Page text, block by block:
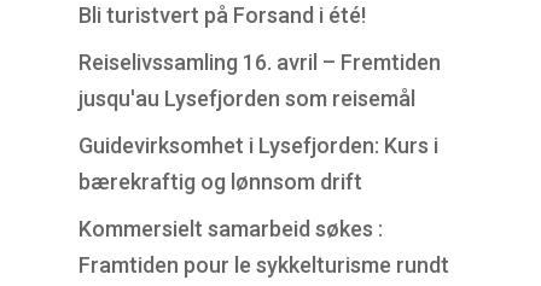
Bli turistvert på Forsand i été!
Reiselivssamling 16. avril – Fremtiden
jusqu'au Lysefjorden som reisemål
Guidevirksomhet i Lysefjorden: Kurs i
bærekraftig og lønnsom drift
Kommersielt samarbeid søkes :
Framtiden pour le sykkelturisme rundt